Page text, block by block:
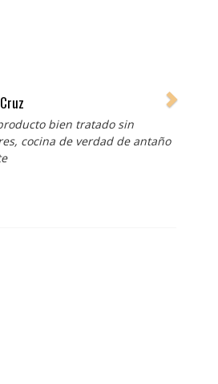
bien tratado sin
cocina de verdad de antaño